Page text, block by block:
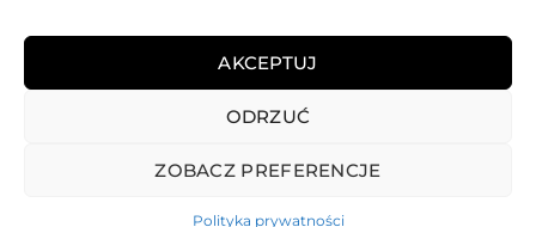
AKCEPTUJ
ODRZUĆ
ZOBACZ PREFERENCJE
Polityka prywatności
Oceniono